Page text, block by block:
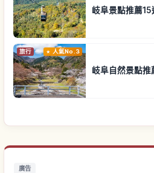
岐阜景點推薦
旅行 人氣No.3
岐阜自然景點推
廣告